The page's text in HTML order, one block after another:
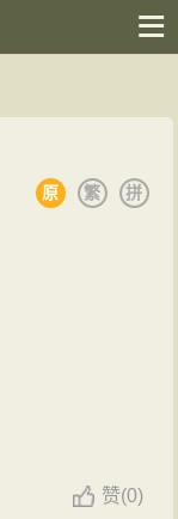
拼
繁
原
赞(0)